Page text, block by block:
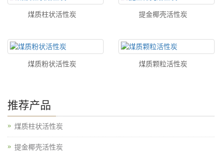
煤质柱状活性炭 提金椰壳活性炭
煤质粉状活性炭 煤质颗粒活性炭
推荐产品
煤质柱状活性炭
提金椰壳活性炭